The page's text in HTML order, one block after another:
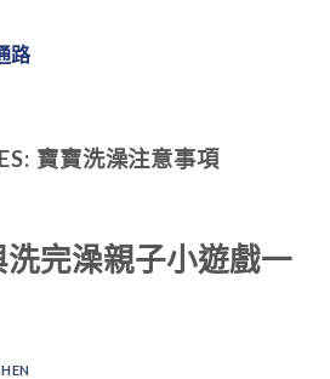
路
寶寶洗澡注意事項
完澡親子小遊戲一